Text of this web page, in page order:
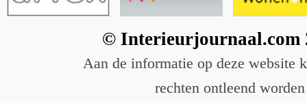
© Interieurjournaal.com
Aan de informatie op deze website
rechten ontleend worden